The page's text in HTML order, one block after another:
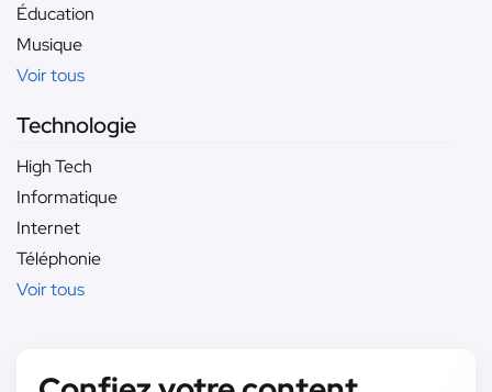
Éducation
Musique
Voir tous
Technologie
High Tech
Informatique
Internet
Téléphonie
Voir tous